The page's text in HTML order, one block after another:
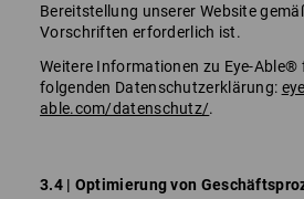
Bereitstellung unserer Website
Vorschriften erforderlich ist.
Weitere Informationen zu Eye-Able®
folgenden Datenschutzerklärung:
able.com/datenschutz/.
3.4 | Optimierung von